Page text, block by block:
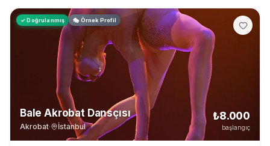
✓ Doğrulanmış 🎭 Örnek Profil
Bale Akrobat Dansçısı
Akrobat· İstanbul
₺8.000
başlangıç